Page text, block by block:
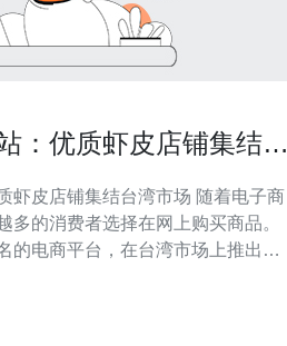
：优质虾皮店铺集结台
铺集结台湾市场 随着电子商
多的消费者选择在网上购买商品。
的电商平台，在台湾市场上推出了
湾站的特点和优势。 虾皮店群